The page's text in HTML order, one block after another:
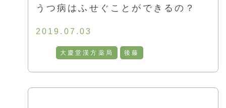
うつ病はふせぐことができるの？
2019.07.03
大慶堂漢方薬局 後藤